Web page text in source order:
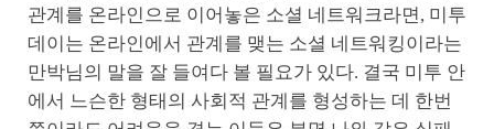
관계를 온라인으로 이어놓은 소셜 네트워크라면, 미투
데이는 온라인에서 관계를 맺는 소셜 네트워킹이라는
만박님의 말을 잘 들여다 볼 필요가 있다. 결국 미투 안
에서 느슨한 형태의 사회적 관계를 형성하는 데 한번